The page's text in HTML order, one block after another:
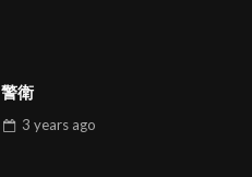
警衛
3 years ago